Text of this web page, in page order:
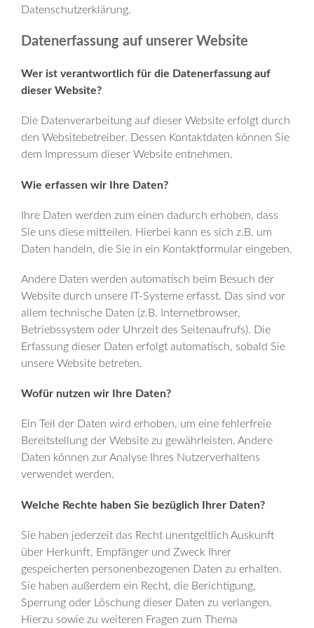
Datenschutzerklärung.
Datenerfassung auf unserer Website
Wer ist verantwortlich für die Datenerfassung auf
dieser Website?
Die Datenverarbeitung auf dieser Website erfolgt durch
den Websitebetreiber. Dessen Kontaktdaten können Sie
dem Impressum dieser Website entnehmen.
Wie erfassen wir Ihre Daten?
Ihre Daten werden zum einen dadurch erhoben, dass
Sie uns diese mitteilen. Hierbei kann es sich z.B. um
Daten handeln, die Sie in ein Kontaktformular eingeben.
Andere Daten werden automatisch beim Besuch der
Website durch unsere IT-Systeme erfasst. Das sind vor
allem technische Daten (z.B. Internetbrowser,
Betriebssystem oder Uhrzeit des Seitenaufrufs). Die
Erfassung dieser Daten erfolgt automatisch, sobald Sie
unsere Website betreten.
Wofür nutzen wir Ihre Daten?
Ein Teil der Daten wird erhoben, um eine fehlerfreie
Bereitstellung der Website zu gewährleisten. Andere
Daten können zur Analyse Ihres Nutzerverhaltens
verwendet werden.
Welche Rechte haben Sie bezüglich Ihrer Daten?
Sie haben jederzeit das Recht unentgeltlich Auskunft
über Herkunft, Empfänger und Zweck Ihrer
gespeicherten personenbezogenen Daten zu erhalten.
Sie haben außerdem ein Recht, die Berichtigung,
Sperrung oder Löschung dieser Daten zu verlangen.
Hierzu sowie zu weiteren Fragen zum Thema